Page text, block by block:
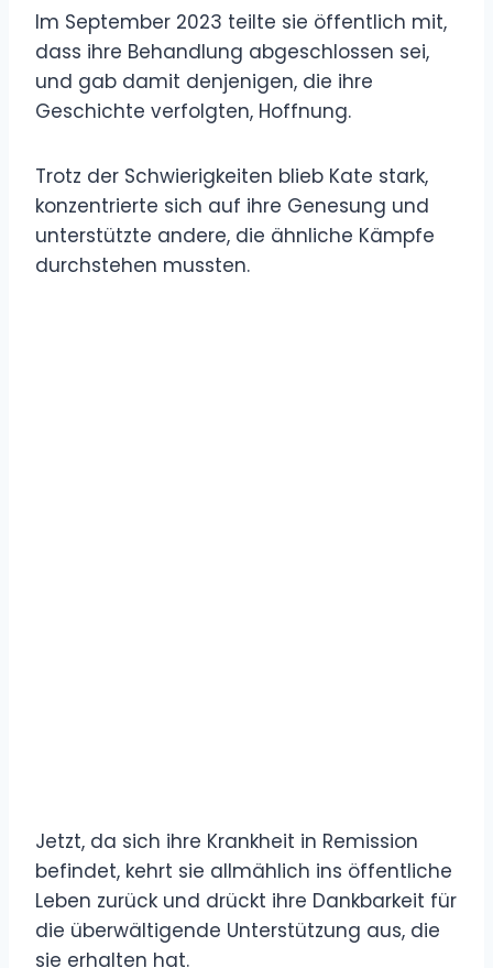
Im September 2023 teilte sie öffentlich mit,
dass ihre Behandlung abgeschlossen sei,
und gab damit denjenigen, die ihre
Geschichte verfolgten, Hoffnung.
Trotz der Schwierigkeiten blieb Kate stark,
konzentrierte sich auf ihre Genesung und
unterstützte andere, die ähnliche Kämpfe
durchstehen mussten.
Jetzt, da sich ihre Krankheit in Remission
befindet, kehrt sie allmählich ins öffentliche
Leben zurück und drückt ihre Dankbarkeit für
die überwältigende Unterstützung aus, die
sie erhalten hat.